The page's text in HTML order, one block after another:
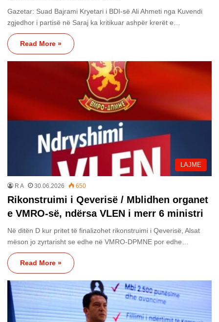
Gazetar: Suad Bajrami Kryetari i BDI-së Ali Ahmeti nga Kuvendi
zgjedhor i partisë në Saraj ka kritikuar ashpër krerët e…
Read More »
LAJME
R A 30.06.2026 650
Rikonstruimi i Qeverisë / Mblidhen organet
e VMRO-së, ndërsa VLEN i merr 6 ministri
Në ditën D kur pritet të finalizohet rikonstruimi i Qeverisë, Alsat
mëson jo zyrtarisht se edhe në VMRO-DPMNE por edhe…
Read More »